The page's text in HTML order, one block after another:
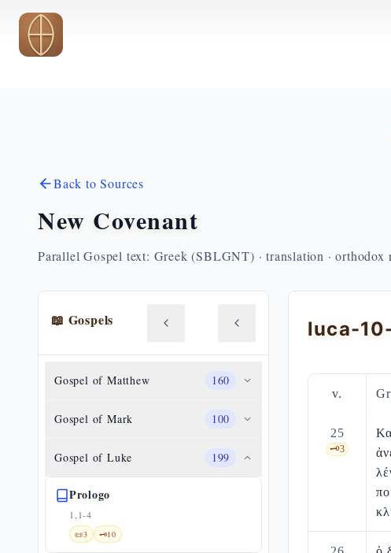
Skip to main content
Back to Sources
New Covenant
Parallel Gospel text: Greek (SBLGNT) · translation · orthodox
📖 Gospels
Gospel of Matthew 160
Gospel of Mark 100
Gospel of Luke 199
Prologo
1,1-4
📜3 🗝️10
luca-
v.
25
🗝️3